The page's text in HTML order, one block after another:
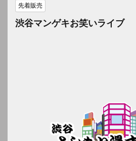
先着販売
渋谷マンゲキお笑いライブ